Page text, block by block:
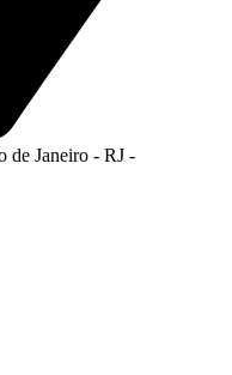
de Janeiro - RJ -